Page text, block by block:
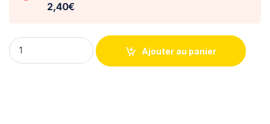
2,40€
Pontiac Firebird KITT 1982 Norev 1/43° quantity
Ajouter au panier